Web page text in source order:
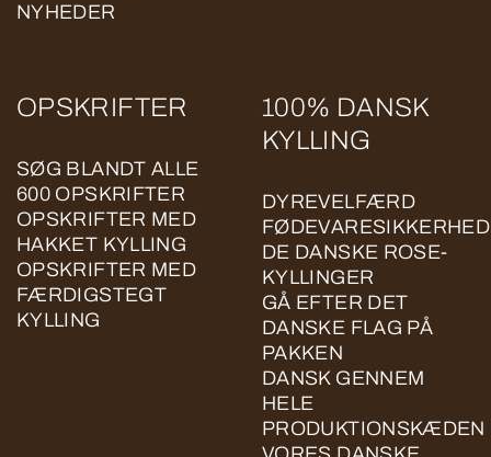
NYHEDER
OPSKRIFTER
SØG BLANDT ALLE
600 OPSKRIFTER
OPSKRIFTER MED
HAKKET KYLLING
OPSKRIFTER MED
FÆRDIGSTEGT
KYLLING
100% DANSK
KYLLING
DYREVELFÆRD
FØDEVARESIKKERHED
DE DANSKE ROSE-
KYLLINGER
GÅ EFTER DET
DANSKE FLAG PÅ
PAKKEN
DANSK GENNEM
HELE
PRODUKTIONSKÆDEN